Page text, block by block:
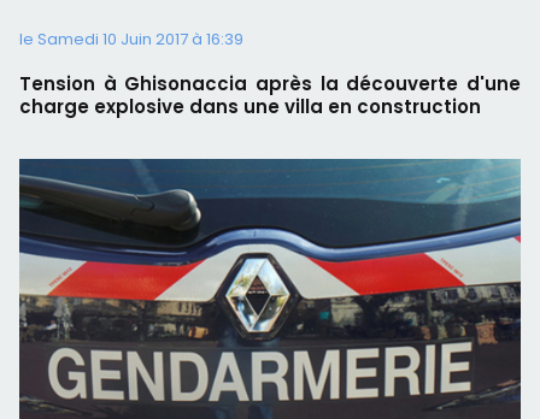
le Samedi 10 Juin 2017 à 16:39
Tension à Ghisonaccia après la découverte d'une
charge explosive dans une villa en construction